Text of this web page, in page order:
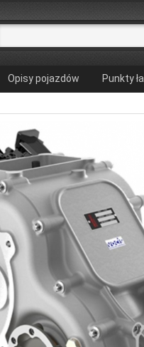
Opisy pojazdów Punkty